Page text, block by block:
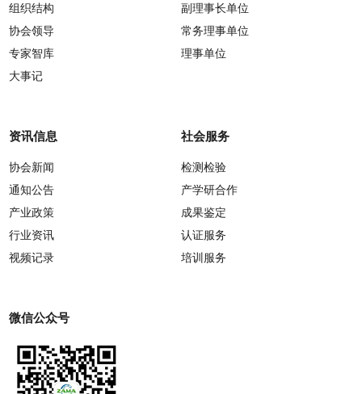
组织结构
协会领导
专家智库
大事记
副理事长单位
常务理事单位
理事单位
资讯信息
协会新闻
通知公告
产业政策
行业资讯
视频记录
社会服务
检测检验
产学研合作
成果鉴定
认证服务
培训服务
微信公众号